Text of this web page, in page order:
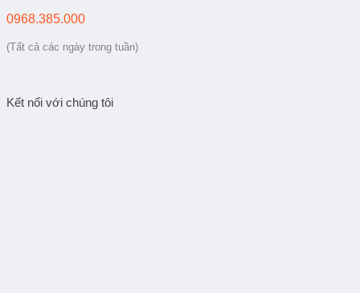
0968.385.000
(Tất cả các ngày trong tuần)
Kết nối với chúng tôi